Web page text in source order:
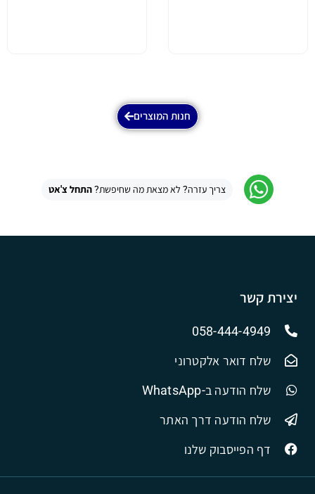
חנות המוצרים
צריך עזרה? לא מצאת מה שחיפשת?התחל צ'אט
יצירת קשר
058-444-4949
שלח דואר אלקטרוני
שלח הודעה ב-WhatsApp
שלח הודעה דרך האתר
דף הפייסבוק שלנו